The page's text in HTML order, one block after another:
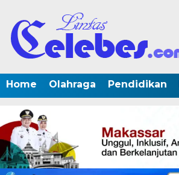
Home Olahraga Pendidikan